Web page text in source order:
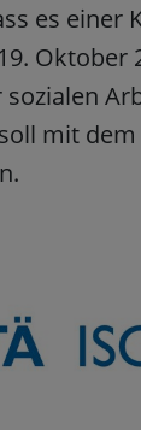
es einer
Oktober
mit